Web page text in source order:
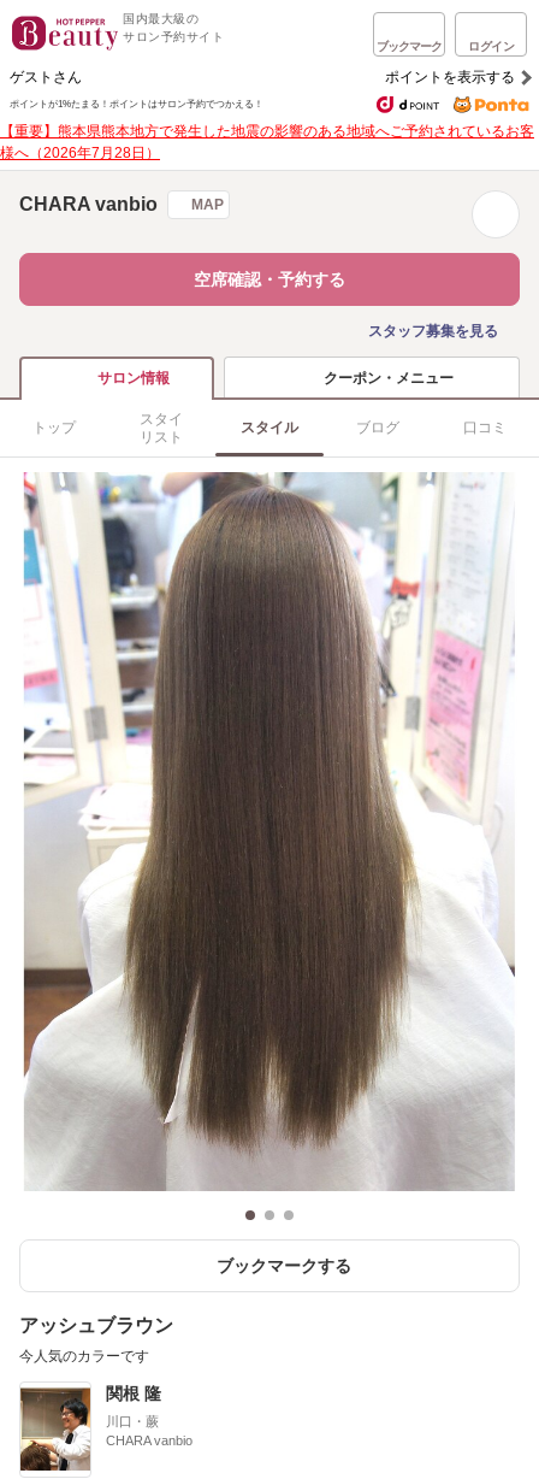
国内最大級の
サロン予約サイト
ブックマーク ログイン
ゲストさん ポイントを表示する
ポイントが1%たまる！ ポイントはサロン予約でつかえる！
【重要】熊本県熊本地方で発生した地震の影響のある地域へご予約されているお客
様へ（2026年7月28日）
CHARA vanbio MAP
空席確認・予約する
スタッフ募集を見る
サロン情報 クーポン・メニュー
トップ
スタイ
リスト
スタイル ブログ 口コミ
ブックマークする
アッシュブラウン
今人気のカラーです
関根 隆
川口・蕨
CHARA vanbio